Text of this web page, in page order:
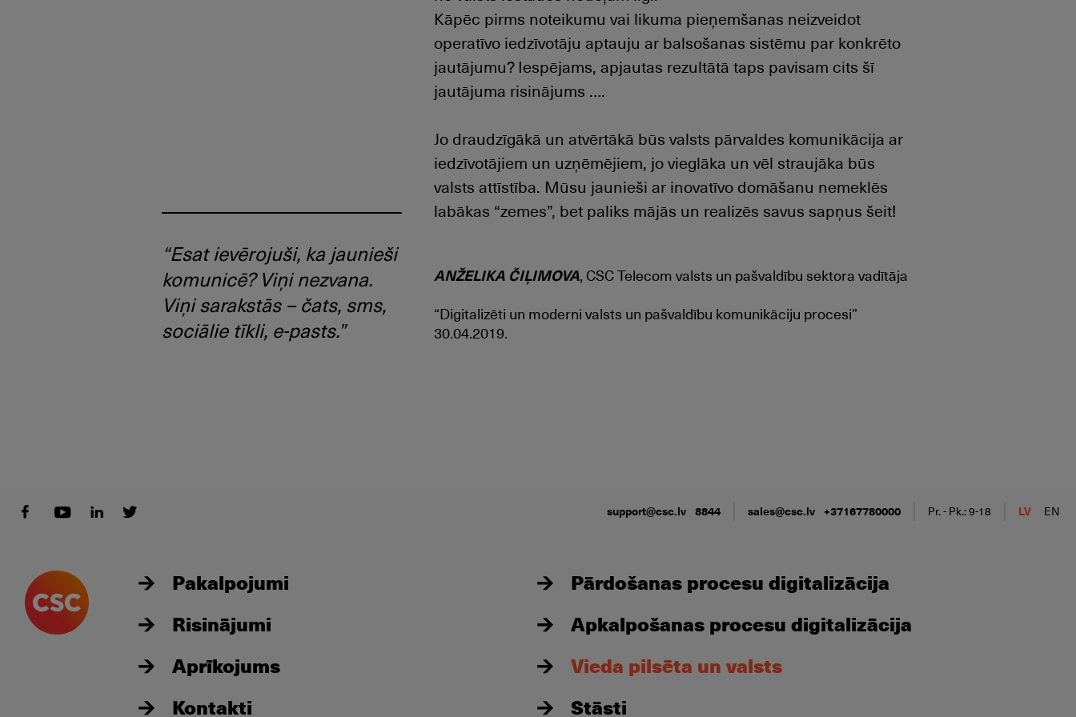
“Esat ievērojuši, ka jaunieši
komunicē? Viņi nezvana.
Viņi sarakstās – čats, sms,
sociālie tīkli, e-pasts.”
Kāpēc pirms noteikumu vai likuma pieņemšanas neizveidot
operatīvo iedzīvotāju aptauju ar balsošanas sistēmu par konkrēto
jautājumu? Iespējams, apjautas rezultātā taps pavisam cits šī
jautājuma risinājums ….
Jo draudzīgākā un atvērtākā būs valsts pārvaldes komunikācija ar
iedzīvotājiem un uzņēmējiem, jo vieglāka un vēl straujāka būs
valsts attīstība. Mūsu jaunieši ar inovatīvo domāšanu nemeklēs
labākas “zemes”, bet paliks mājās un realizēs savus sapņus šeit!
ANŽELIKA ČIĻIMOVA, CSC Telecom valsts un pašvaldību sektora vadītāja
“Digitalizēti un moderni valsts un pašvaldību komunikāciju procesi”
30.04.2019.
support@csc.lv 8844 sales@csc.lv +37167780000 Pr. - Pk.: 9-18 LV EN
Pakalpojumi
Risinājumi
Aprīkojums
Kontakti
Pārdošanas procesu digitalizācija
Apkalpošanas procesu digitalizācija
Vieda pilsēta un valsts
Stāsti